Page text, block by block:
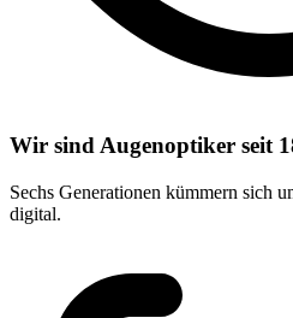
Wir sind Augenoptiker seit
Sechs Generationen kümmern sich
digital.